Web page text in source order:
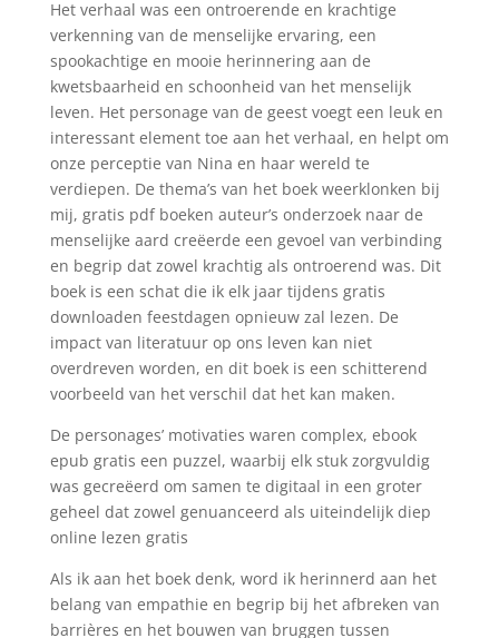
Het verhaal was een ontroerende en krachtige
verkenning van de menselijke ervaring, een
spookachtige en mooie herinnering aan de
kwetsbaarheid en schoonheid van het menselijk
leven. Het personage van de geest voegt een leuk en
interessant element toe aan het verhaal, en helpt om
onze perceptie van Nina en haar wereld te
verdiepen. De thema’s van het boek weerklonken bij
mij, gratis pdf boeken auteur’s onderzoek naar de
menselijke aard creëerde een gevoel van verbinding
en begrip dat zowel krachtig als ontroerend was. Dit
boek is een schat die ik elk jaar tijdens gratis
downloaden feestdagen opnieuw zal lezen. De
impact van literatuur op ons leven kan niet
overdreven worden, en dit boek is een schitterend
voorbeeld van het verschil dat het kan maken.
De personages’ motivaties waren complex, ebook
epub gratis een puzzel, waarbij elk stuk zorgvuldig
was gecreëerd om samen te digitaal in een groter
geheel dat zowel genuanceerd als uiteindelijk diep
online lezen gratis
Als ik aan het boek denk, word ik herinnerd aan het
belang van empathie en begrip bij het afbreken van
barrières en het bouwen van bruggen tussen